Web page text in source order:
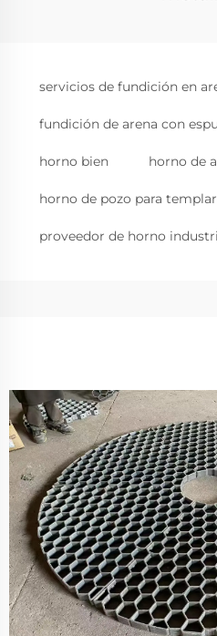
servicios de fundición en
fundición de arena con
horno bien horno de
horno de pozo para
proveedor de horno